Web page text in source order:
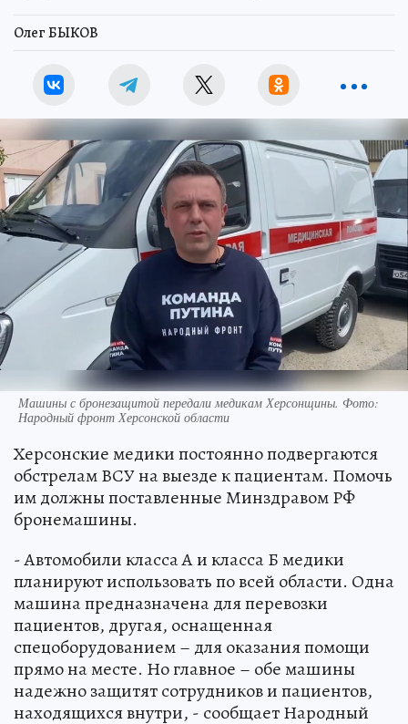
Олег БЫКОВ
Машины с бронезащитой передали медикам Херсонщины. Фото:
Народный фронт Херсонской области
Херсонские медики постоянно подвергаются
обстрелам ВСУ на выезде к пациентам. Помочь
им должны поставленные Минздравом РФ
бронемашины.
- Автомобили класса А и класса Б медики
планируют использовать по всей области. Одна
машина предназначена для перевозки
пациентов, другая, оснащенная
спецоборудованием – для оказания помощи
прямо на месте. Но главное – обе машины
надежно защитят сотрудников и пациентов,
находящихся внутри, - сообщает Народный